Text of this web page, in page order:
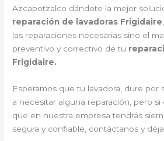
Azcapotzalco dándote la mejor
reparación de lavadoras Frigidaire
las reparaciones necesarias sino el
preventivo y correctivo de tu
Frigidaire.
Esperamos que tu lavadora, dure por
a necesitar alguna reparación, pero si
que en nuestra empresa tendrás
segura y confiable, contáctanos y